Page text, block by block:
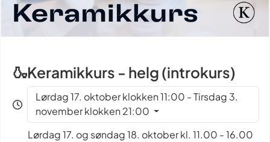
🍶Keramikkurs - helg (introkurs)
Lørdag 17. oktober klokken 11:00 - Tirsdag 3.
november klokken 21:00
Lørdag 17. og søndag 18. oktober kl. 11.00 - 16.00